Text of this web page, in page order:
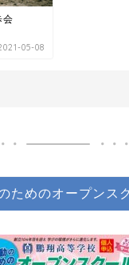
会
05-08
ためのオープンス